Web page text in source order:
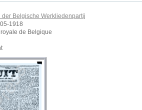
der Belgische Werkliedenpartij
1918
de Belgique